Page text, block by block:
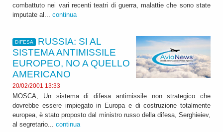
combattuto nei vari recenti teatri di guerra, malattie che sono state
imputate al... continua
DIFESA
RUSSIA: SI AL
SISTEMA ANTIMISSILE
EUROPEO, NO A QUELLO
AMERICANO
20/02/2001 13:33
MOSCA, Un sistema di difesa antimissile non strategico che
dovrebbe essere impiegato in Europa e di costruzione totalmente
europea, è stato proposto dal ministro russo della difesa, Serghieiev,
al segretario... continua